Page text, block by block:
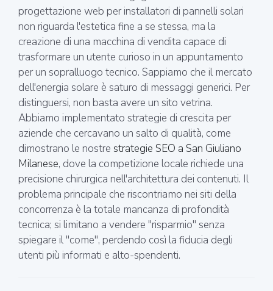
progettazione web per installatori di pannelli solari
non riguarda l'estetica fine a se stessa, ma la
creazione di una macchina di vendita capace di
trasformare un utente curioso in un appuntamento
per un sopralluogo tecnico. Sappiamo che il mercato
dell'energia solare è saturo di messaggi generici. Per
distinguersi, non basta avere un sito vetrina.
Abbiamo implementato strategie di crescita per
aziende che cercavano un salto di qualità, come
dimostrano le nostre strategie SEO a San Giuliano
Milanese, dove la competizione locale richiede una
precisione chirurgica nell'architettura dei contenuti. Il
problema principale che riscontriamo nei siti della
concorrenza è la totale mancanza di profondità
tecnica; si limitano a vendere "risparmio" senza
spiegare il "come", perdendo così la fiducia degli
utenti più informati e alto-spendenti.